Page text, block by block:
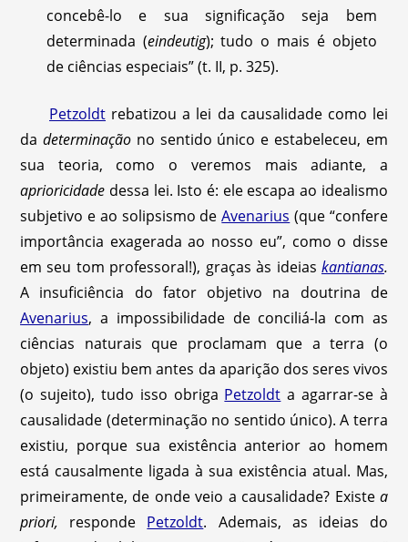
concebê-lo e sua significação seja bem
determinada (eindeutig); tudo o mais é objeto
de ciências especiais” (t. II, p. 325).
Petzoldt rebatizou a lei da causalidade como lei
da determinaçãono sentido único e estabeleceu, em
sua teoria, como o veremos mais adiante, a
aprioricidade dessa lei. Isto é: ele escapa ao idealismo
subjetivo e ao solipsismo deAvenarius (que “confere
importância exagerada ao nosso eu”, como o disse
em seu tom professoral!), graças às ideias kantianas.
A insuficiência do fator objetivo na doutrina de
Avenarius, a impossibilidade de conciliá-la com as
ciências naturais que proclamam que a terra (o
objeto) existiu bem antes da aparição dos seres vivos
(o sujeito), tudo isso obriga Petzoldt a agarrar-se à
causalidade (determinação no sentido único). A terra
existiu, porque sua existência anterior ao homem
está causalmente ligada à sua existência atual. Mas,
primeiramente, de onde veio a causalidade? Existe a
priori, responde Petzoldt. Ademais, as ideias do